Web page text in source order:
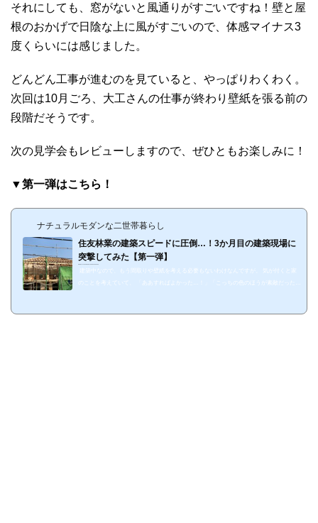
それにしても、窓がないと風通りがすごいですね！壁と屋
根のおかげで日陰な上に風がすごいので、体感マイナス3
度くらいには感じました。
どんどん工事が進むのを見ていると、やっぱりわくわく。
次回は10月ごろ、大工さんの仕事が終わり壁紙を張る前の
段階だそうです。
次の見学会もレビューしますので、ぜひともお楽しみに！
▼第一弾はこちら！
ナチュラルモダンな二世帯暮らし
住友林業の建築スピードに圧倒…！3か月目の建築現場に
突撃してみた【第一弾】
建築中なので、もう間取りや壁紙を考える必要もないわけなんですが。 気が付くと家
のことを考えていて、 「ああすればよかった…！」「こっちの色のほうが素敵だったか